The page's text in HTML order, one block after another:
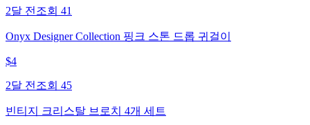
2달 전 조회 41
Onyx Designer Collection 핑크 스톤 드롭 귀걸이
$4
2달 전 조회 45
빈티지 크리스탈 브로치 4개 세트